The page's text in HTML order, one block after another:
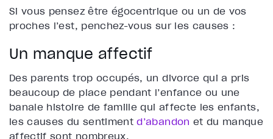
Si vous pensez être égocentrique ou un de vos
proches l’est, penchez-vous sur les causes :
Un manque affectif
Des parents trop occupés, un divorce qui a pris
beaucoup de place pendant l’enfance ou une
banale histoire de famille qui affecte les enfants,
les causes du sentimentd’abandon et du manque
affectif sont nombreux.